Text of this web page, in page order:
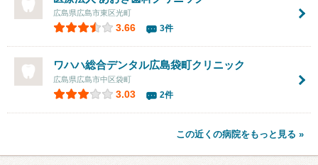
広島県広島市東区光町
3.66 3件
ワハハ総合デンタル広島袋町クリニック
広島県広島市中区袋町
3.03 2件
この近くの病院をもっと見る »